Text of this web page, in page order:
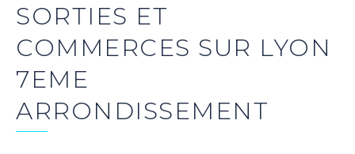
SORTIES ET
COMMERCES SUR LYON
7EME
ARRONDISSEMENT